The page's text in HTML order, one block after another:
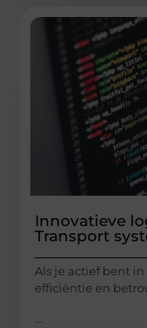
Innovatieve
Transport
Als je actief bent
efficiëntie en